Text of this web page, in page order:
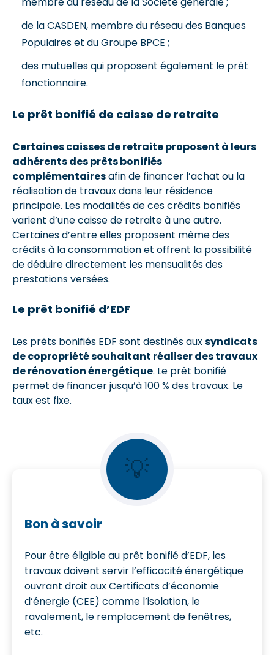
de la CASDEN, membre du réseau des Banques
Populaires et du Groupe BPCE ;
des mutuelles qui proposent également le prêt
fonctionnaire.
Le prêt bonifié de caisse de retraite
Certaines caisses de retraite proposent à leurs
adhérents des prêts bonifiés
complémentairesafin de financer l’achat ou la
réalisation de travaux dans leur résidence
principale. Les modalités de ces crédits bonifiés
varient d’une caisse de retraite à une autre.
Certaines d’entre elles proposent même des
crédits à la consommation et offrent la possibilité
de déduire directement les mensualités des
prestations versées.
Le prêt bonifié d’EDF
Les prêts bonifiés EDF sont destinés auxsyndicats
de copropriété souhaitant réaliser des travaux
de rénovation énergétique. Le prêt bonifié
permet de financer jusqu’à 100 % des travaux. Le
taux est fixe.
💡
Bon à savoir
Pour être éligible au prêt bonifié d’EDF, les
travaux doivent servir l’efficacité énergétique
ouvrant droit aux Certificats d’économie
d’énergie (CEE) comme l’isolation, le
ravalement, le remplacement de fenêtres,
etc.